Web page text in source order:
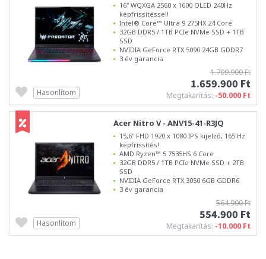
16" WQXGA 2560 x 1600 OLED 240Hz
képfrissítéssel!
Intel® Core™ Ultra 9 275HX 24 Core
32GB DDR5 / 1TB PCIe NVMe SSD + 1TB
SSD
NVIDIA GeForce RTX 5090 24GB GDDR7
3 év garancia
1.709.900 Ft
1.659.900 Ft
Megtakarítás: -50.000 Ft
Hasonlítom
Acer Nitro V - ANV15-41-R3JQ
15,6" FHD 1920 x 1080 IPS kijelző, 165 Hz
képfrissítés!
AMD Ryzen™ 5 7535HS 6 Core
32GB DDR5 / 1TB PCIe NVMe SSD + 2TB
SSD
NVIDIA GeForce RTX 3050 6GB GDDR6
3 év garancia
564.900 Ft
554.900 Ft
Megtakarítás: -10.000 Ft
Hasonlítom